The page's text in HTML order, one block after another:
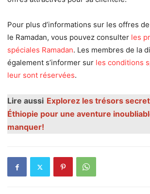
Pour plus d’informations sur les offres
le Ramadan, vous pouvez consulter les
spéciales Ramadan. Les membres de la
également s’informer sur les conditions
leur sont réservées.
Lire aussi Explorez les trésors
Éthiopie pour une aventure
manquer!